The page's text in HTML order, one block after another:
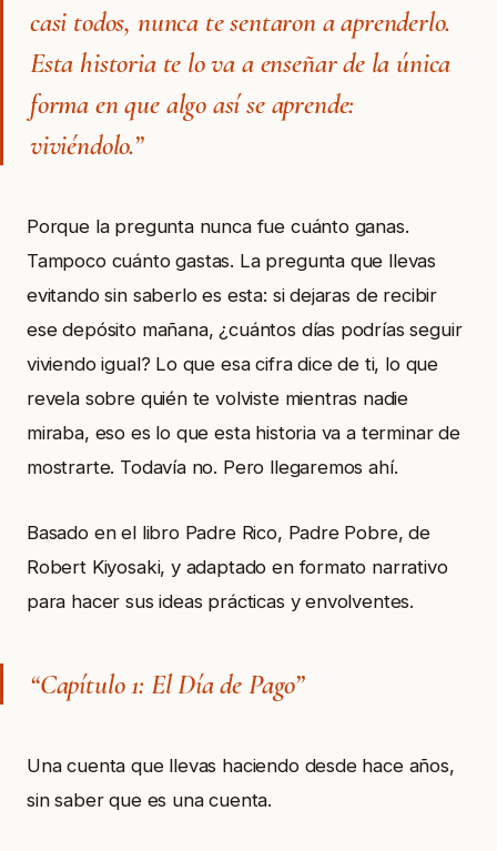
casi todos, nunca te sentaron a aprenderlo.
Esta historia te lo va a enseñar de la única
forma en que algo así se aprende:
viviéndolo.”
Porque la pregunta nunca fue cuánto ganas.
Tampoco cuánto gastas. La pregunta que llevas
evitando sin saberlo es esta: si dejaras de recibir
ese depósito mañana, ¿cuántos días podrías seguir
viviendo igual? Lo que esa cifra dice de ti, lo que
revela sobre quién te volviste mientras nadie
miraba, eso es lo que esta historia va a terminar de
mostrarte. Todavía no. Pero llegaremos ahí.
Basado en el libro Padre Rico, Padre Pobre, de
Robert Kiyosaki, y adaptado en formato narrativo
para hacer sus ideas prácticas y envolventes.
“Capítulo 1: El Día de Pago”
Una cuenta que llevas haciendo desde hace años,
sin saber que es una cuenta.